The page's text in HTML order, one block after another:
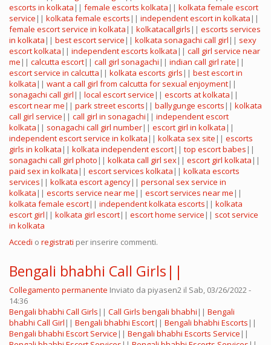
escorts in kolkata || female escorts kolkata || kolkata female escort
service || kolkata female escorts || independent escort in kolkata ||
female escort service in kolkata || kolkatacallgirls || escorts services
in kolkata || best escort service || kolkata sonagachi call girl || sexy
escort kolkata || independent escorts kolkata || call girl service near
me || calcutta escort|| call girl sonagachi || indian call girl rate ||
escort service in calcutta || kolkata escorts girls || best escort in
kolkata || want a call girl from calcutta for sexual enjoyment||
sonagachi call girl || local escort service || escorts at kolkata ||
escort near me || park street escorts || ballygunge escorts || kolkata
call girl service || call girl in sonagachi || independent escort
kolkata || sonagachi call girl number|| escort girl in kolkata ||
independent escort service in kolkata || kolkata sex site || escorts
girls in kolkata || kolkata independent escort|| top escort babes ||
sonagachi call girl photo || kolkata call girl sex|| escort girl kolkata ||
paid sex in kolkata || escort services kolkata || kolkata escorts
services || kolkata escort agency|| personal sex service in
kolkata || escorts service near me || escort services near me ||
kolkata female escort|| independent kolkata escorts || kolkata
escort girl || kolkata girl escort|| escort home service || scot service
in kolkata
Accedi o registrati per inserire commenti.
Bengali bhabhi Call Girls||
Collegamento permanente Inviato da piyasen2 il Sab, 03/26/2022 -
14:36
Bengali bhabhi Call Girls || Call Girls bengali bhabhi || Bengali
bhabhi Call Girl || Bengali bhabhi Escort|| Bengali bhabhi Escorts ||
Bengali bhabhi Escort Service || Bengali bhabhi Escorts Service ||